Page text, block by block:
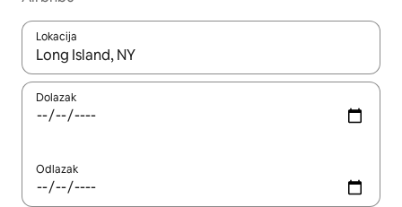
Lokacija
Kada budu dostupni rezultati, moći ćete ih pregledati
Dolazak
Odlazak